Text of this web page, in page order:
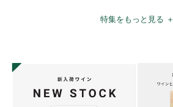
特集をもっと見る ＋